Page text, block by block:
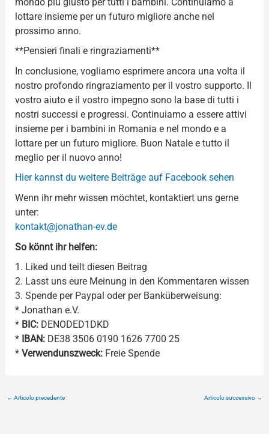
lottare insieme per un futuro migliore anche nel
prossimo anno.
**Pensieri finali e ringraziamenti**
In conclusione, vogliamo esprimere ancora una volta il
nostro profondo ringraziamento per il vostro supporto. Il
vostro aiuto e il vostro impegno sono la base di tutti i
nostri successi e progressi. Continuiamo a essere attivi
insieme per i bambini in Romania e nel mondo e a
lottare per un futuro migliore. Buon Natale e tutto il
meglio per il nuovo anno!
Hier kannst du weitere Beiträge auf Facebook sehen
Wenn ihr mehr wissen möchtet, kontaktiert uns gerne
unter:
kontakt@jonathan-ev.de
So könnt ihr helfen:
1. Liked und teilt diesen Beitrag
2. Lasst uns eure Meinung in den Kommentaren wissen
3. Spende per Paypal oder per Banküberweisung:
* Jonathan e.V.
* BIC:DENODED1DKD
* IBAN:DE38 3506 0190 1626 7700 25
* Verwendunszweck:Freie Spende
← Articolo precedente Articolo successivo →